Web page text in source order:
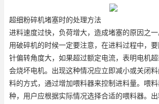
超细粉碎机堵塞时的处理方法
进料速度过快，负荷增大，造成堵塞的原因之
用破碎机的时候一定要注意，在进料过程中，
针偏转角度大，如果超过额定电流，表明电机超
会烧坏电机。出现这种情况应立即减小或关闭
料的方式，通过增加喂料器来控制进料量。喂
种，用户应根据实际情况选择合适的喂料器。